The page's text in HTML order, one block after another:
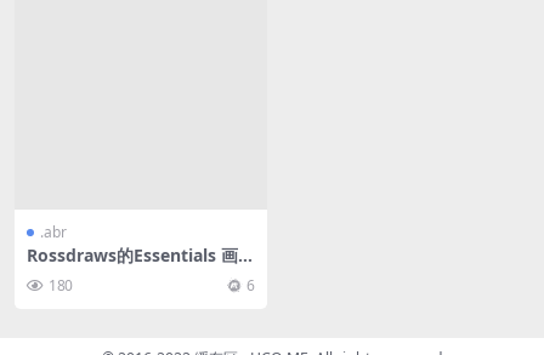
.abr
Rossdraws的Essentials 画笔
集合11款
180 6